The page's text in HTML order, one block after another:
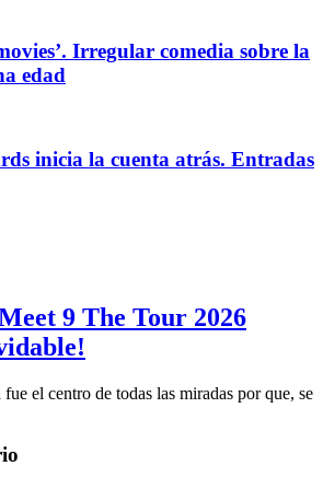
Irregular comedia sobre la
edad
inicia la cuenta atrás. Entradas
9 The Tour 2026
el centro de todas las miradas por que, se